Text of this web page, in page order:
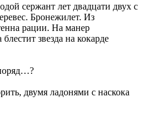
сержант лет двадцати двух с
Бронежилет. Из
рации. На манер
звезда на кокарде
двумя ладонями с наскока